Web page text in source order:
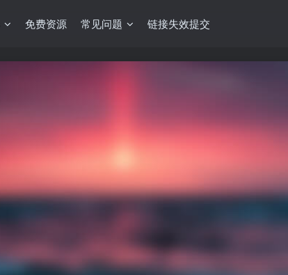
免费资源 常见问题 链接失效提交